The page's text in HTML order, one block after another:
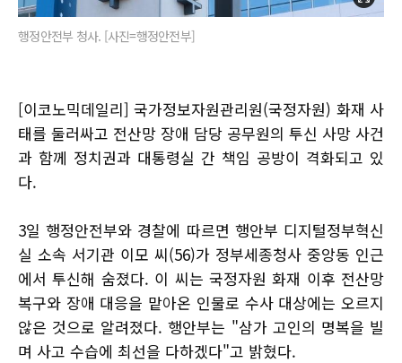
행정안전부 청사. [사진=행정안전부]
[이코노믹데일리] 국가정보자원관리원(국정자원) 화재 사
태를 둘러싸고 전산망 장애 담당 공무원의 투신 사망 사건
과 함께 정치권과 대통령실 간 책임 공방이 격화되고 있
다.
3일 행정안전부와 경찰에 따르면 행안부 디지털정부혁신
실 소속 서기관 이모 씨(56)가 정부세종청사 중앙동 인근
에서 투신해 숨졌다. 이 씨는 국정자원 화재 이후 전산망
복구와 장애 대응을 맡아온 인물로 수사 대상에는 오르지
않은 것으로 알려졌다. 행안부는 "삼가 고인의 명복을 빌
며 사고 수습에 최선을 다하겠다"고 밝혔다.